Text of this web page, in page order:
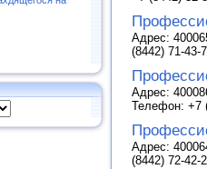
Адрес:
(8442) 71-43-
Адрес:
Телефон: +7
Адрес:
(8442) 72-42-